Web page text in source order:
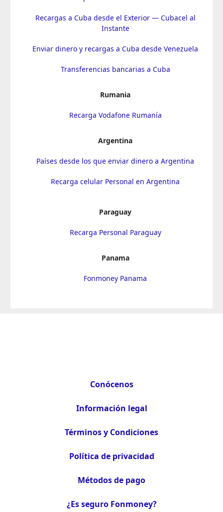
Recargas a Cuba desde el Exterior — Cubacel al
Instante
Enviar dinero y recargas a Cuba desde Venezuela
Transferencias bancarias a Cuba
Rumania
Recarga Vodafone Rumanía
Argentina
Países desde los que enviar dinero a Argentina
Recarga celular Personal en Argentina
Paraguay
Recarga Personal Paraguay
Panama
Fonmoney Panama
Conócenos
Información legal
Términos y Condiciones
Política de privacidad
Métodos de pago
¿Es seguro Fonmoney?